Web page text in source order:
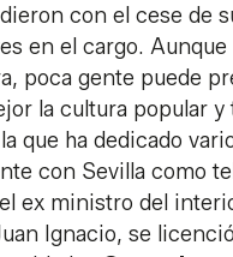
con el cese de
en el cargo.
poca gente puede
la cultura popular y
que ha dedicado
con Sevilla como
ex ministro del
Ignacio, se